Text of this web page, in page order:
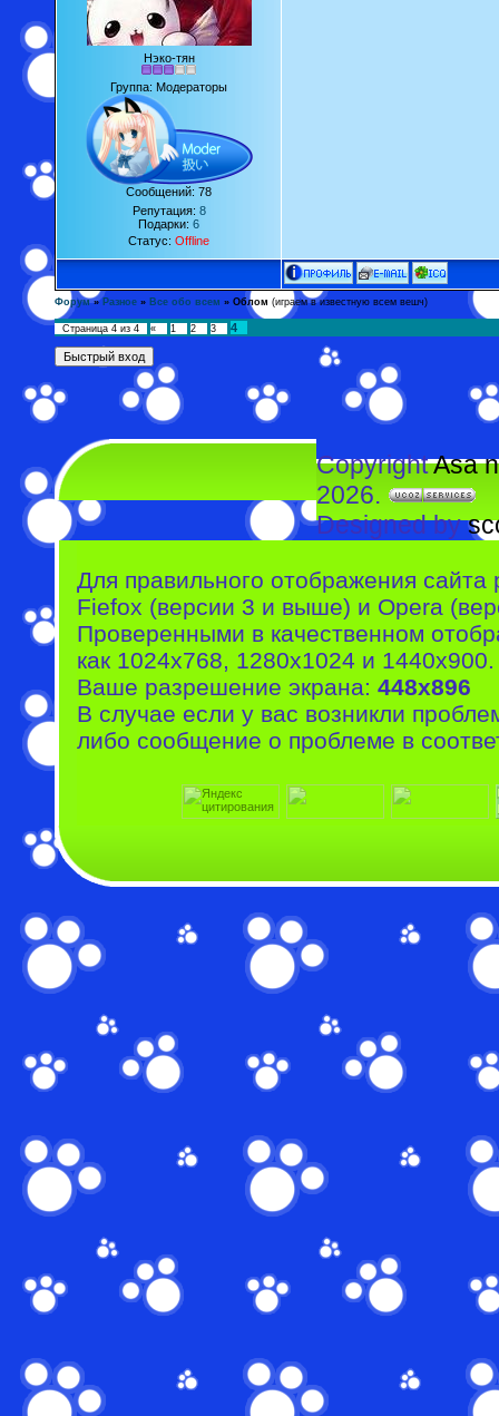
Нэко-тян
Группа: Модераторы
Сообщений: 78
Репутация: 8
Подарки: 6
Статус: Offline
Форум » Разное » Все обо всем » Облом (играем в известную всем вешч)
Страница 4 из 4 « 1 2 3 4
CopyrightAsa
2026.
Designed by
Для правильного отображения
Fiefox (версии 3 и выше) и Opera
Проверенными в качественном
как 1024x768, 1280x1024 и 1440x900.
Ваше разрешение экрана: 448x896
В случае если у вас возникли
либо сообщение о проблеме в